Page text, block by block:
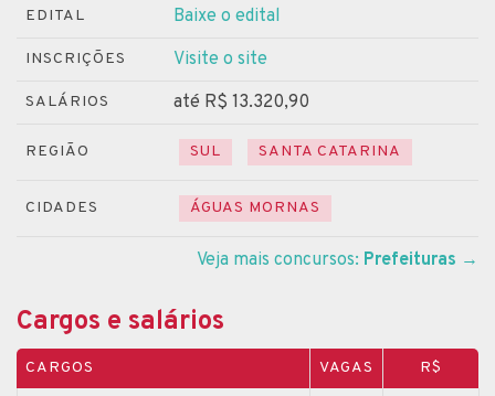
EDITAL Baixe o edital
INSCRIÇÕES Visite o site
SALÁRIOS até R$ 13.320,90
REGIÃO SUL SANTA CATARINA
CIDADES ÁGUAS MORNAS
Veja mais concursos: Prefeituras →
Cargos e salários
CARGOS VAGAS R$